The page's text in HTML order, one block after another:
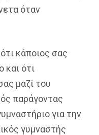
όταν
κάποιος σας
και ότι
μαζί του
παράγοντας
για την
γυμναστής